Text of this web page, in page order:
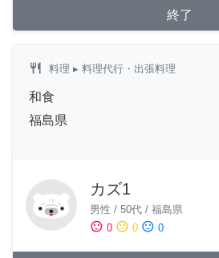
終了
restaurant 料理 ▸ 料理代行・出張料理
和食
福島県
カズ1
男性 / 50代 / 福島県
sentiment_satisfied 0 sentiment_neutral 0 sentiment_dissatisfied 0